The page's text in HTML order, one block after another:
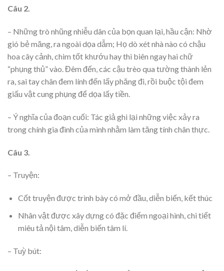
Câu 2.
– Những trò nhũng nhiễu dân của bọn quan lại, hầu cận: Nhờ
gió bẻ măng, ra ngoài dọa dẫm; Họ dò xét nhà nào có chậu
hoa cây cảnh, chim tốt khướu hay thì biên ngay hai chữ
“phụng thủ” vào. Đêm đến, các cậu trèo qua tường thành lẻn
ra, sai tay chân đem lính đến lấy phăng đi, rồi buộc tội đem
giấu vật cung phụng để dọa lấy tiền.
– Ý nghĩa của đoạn cuối: Tác giả ghi lại những việc xảy ra
trong chính gia đình của mình nhằm làm tăng tính chân thực.
Câu 3.
– Truyện:
Cốt truyện được trình bày có mở đầu, diễn biến, kết thúc
Nhân vật được xây dựng có đặc điểm ngoại hình, chi tiết
miêu tả nội tâm, diễn biến tâm lí.
– Tuỳ bút: